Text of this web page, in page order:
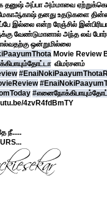
தனுஷ் அப்பா அம்மாவை
மேகாஆகாஷ் தனது உதடுகளை தின்ன
இல்லை என்ற ரேஞ்சில்
வேண்டுமானால் அந்த லவ்
ஒன்றுமில்லை
Movie Review
விமர்சனம்
4zvR4fdBmTY
நீ.....